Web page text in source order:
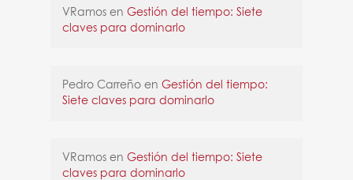
VRamos en Gestión del tiempo: Siete
claves para dominarlo
Pedro Carreño en Gestión del tiempo:
Siete claves para dominarlo
VRamos en Gestión del tiempo: Siete
claves para dominarlo